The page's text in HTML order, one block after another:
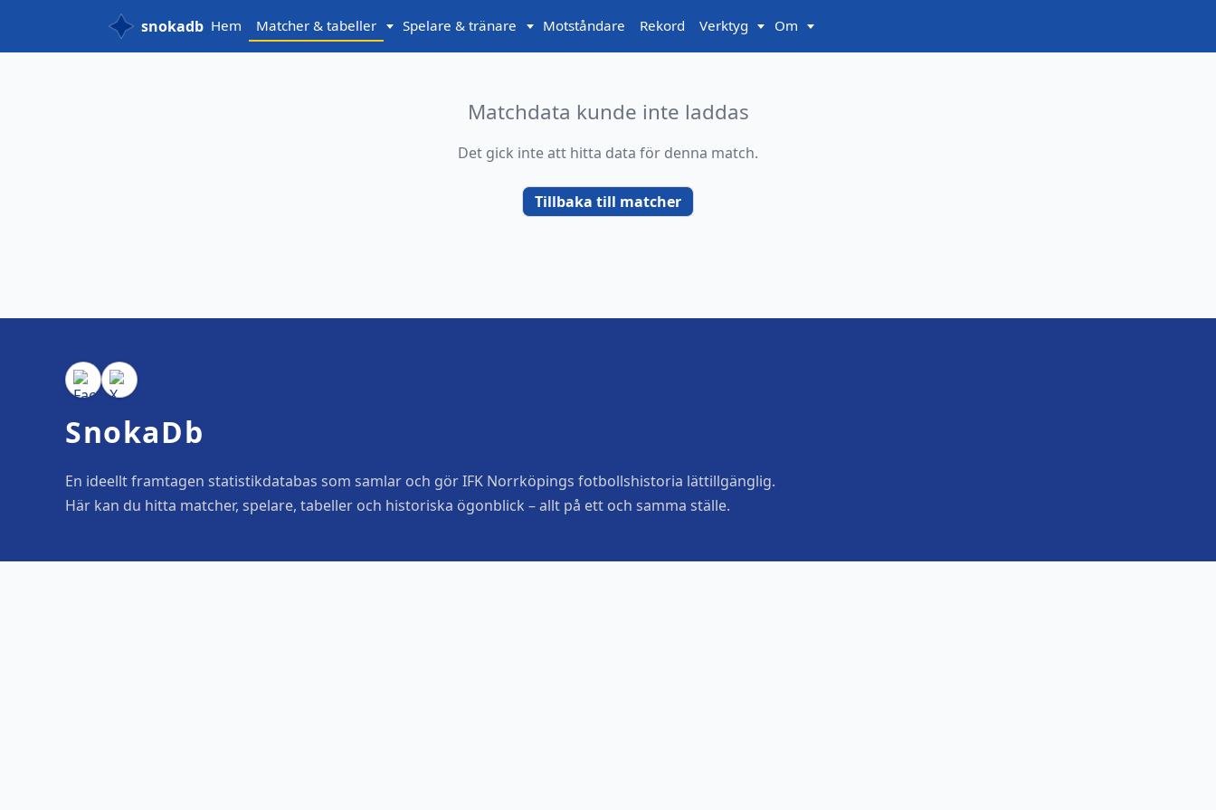
snokadb Hem Matcher & tabeller Spelare & tränare Motståndare Rekord Verktyg Om
Matchdata kunde inte laddas
Det gick inte att hitta data för denna match.
Tillbaka till matcher
SnokaDb
En ideellt framtagen statistikdatabas som samlar och gör IFK Norrköpings fotbollshistoria lättillgänglig.
Här kan du hitta matcher, spelare, tabeller och historiska ögonblick – allt på ett och samma ställe.